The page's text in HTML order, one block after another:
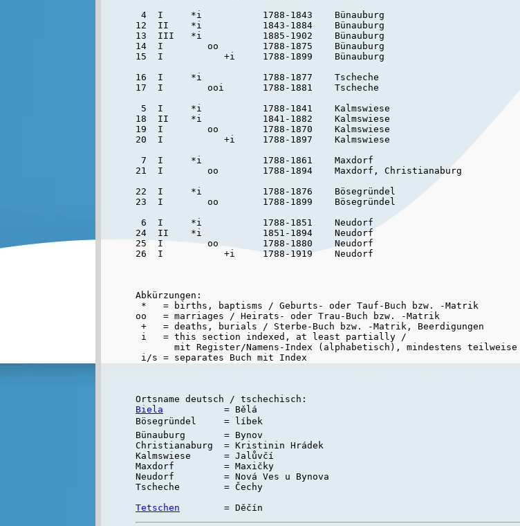
4  I     *i           1788-1843    Bünauburg
12  II    *i           1843-1884    Bünauburg
13  III   *i           1885-1902    Bünauburg
14  I        oo        1788-1875    Bünauburg
15  I           +i     1788-1899    Bünauburg
16  I     *i           1788-1877    Tscheche
17  I        ooi       1788-1881    Tscheche
5  I     *i           1788-1841    Kalmswiese
18  II    *i           1841-1882    Kalmswiese
19  I        oo        1788-1870    Kalmswiese
20  I           +i     1788-1897    Kalmswiese
7  I     *i           1788-1861    Maxdorf
21  I        oo        1788-1894    Maxdorf, Christianaburg
22  I     *i           1788-1876    Bösegründel
23  I        oo        1788-1899    Bösegründel
6  I     *i           1788-1851    Neudorf
24  II    *i           1851-1894    Neudorf
25  I        oo        1788-1880    Neudorf
Abkürzungen:
*   = births, baptisms / Geburts- oder Tauf-Buch bzw. -Matrik
oo   = marriages / Heirats- oder Trau-Buch bzw. -Matrik
+   = deaths, burials / Sterbe-Buch bzw. -Matrik, Beerdigungen
i   = this section indexed, at least partially /
       mit Register/Namens-Index (alphabetisch), mindestens teilweise
Biela
           = Bělá
Bösegründel     = líbek
Bünauburg       = Bynov
Christianaburg  = Kristinin Hrádek
Kalmswiese      = Jalůvčí
Maxdorf         = Maxičky
Neudorf         = Nová Ves u Bynova
Tscheche        = Čechy
Tetschen